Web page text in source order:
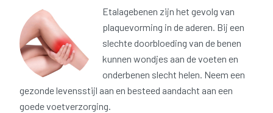
Etalagebenen zijn het gevolg van
plaquevorming in de aderen. Bij een
slechte doorbloeding van de benen
kunnen wondjes aan de voeten en
onderbenen slecht helen. Neem een
gezonde levensstijl aan en besteed aandacht aan een
goede voetverzorging.